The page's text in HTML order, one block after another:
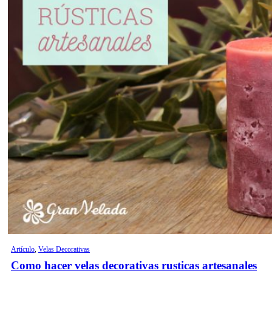
Artículo, Velas Decorativas
Como hacer velas decorativas rusticas artesanales